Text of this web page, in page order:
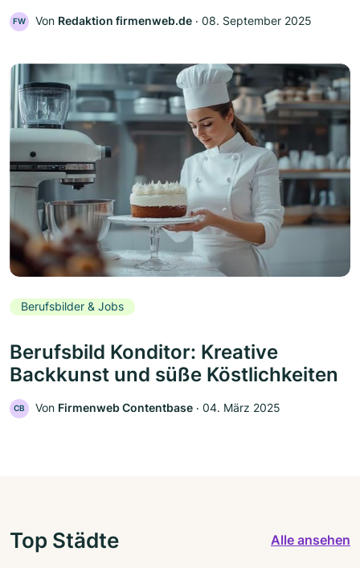
FW Von Redaktion firmenweb.de ‧ 08. September 2025
Berufsbilder & Jobs
Berufsbild Konditor: Kreative
Backkunst und süße Köstlichkeiten
CB Von Firmenweb Contentbase ‧ 04. März 2025
Top Städte Alle ansehen